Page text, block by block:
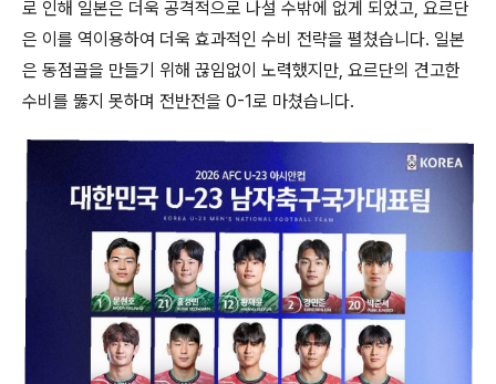
로 인해 일본은 더욱 공격적으로 나설 수밖에 없게 되었고, 요르단
은 이를 역이용하여 더욱 효과적인 수비 전략을 펼쳤습니다. 일본
은 동점골을 만들기 위해 끊임없이 노력했지만, 요르단의 견고한
수비를 뚫지 못하며 전반전을 0-1로 마쳤습니다.